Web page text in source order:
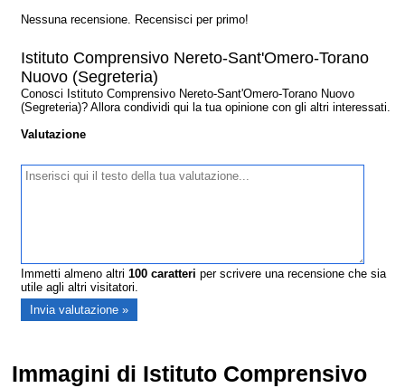
Nessuna recensione. Recensisci per primo!
Istituto Comprensivo Nereto-Sant'Omero-Torano
Nuovo (Segreteria)
Conosci Istituto Comprensivo Nereto-Sant'Omero-Torano Nuovo
(Segreteria)? Allora condividi qui la tua opinione con gli altri interessati.
Valutazione
Immetti almeno altri100 caratteri per scrivere una recensione che sia
utile agli altri visitatori.
Immagini di Istituto Comprensivo